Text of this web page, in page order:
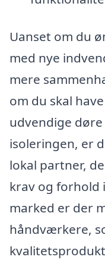
Uanset om du
med nye
mere
om du skal
udvendige
isoleringen, er
lokal partner,
krav og forhold
marked er der
håndværkere,